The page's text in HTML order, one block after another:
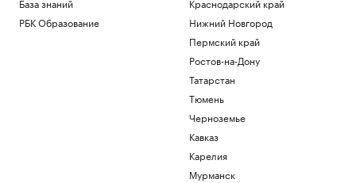
РБК Образование
Нижний Новгород
Пермский край
Ростов-на-Дону
Татарстан
Тюмень
Черноземье
Кавказ
Карелия
Мурманск